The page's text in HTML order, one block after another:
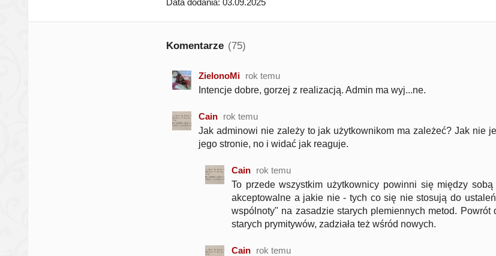
Data dodania: 03.09.2025
Komentarze (75)
ZielonoMi rok temu
Intencje dobre, gorzej z realizacją. Admin ma wyj...ne.
Cain rok temu
Jak adminowi nie zależy to jak użytkownikom ma zależeć? Jak nie
jego stronie, no i widać jak reaguje.
Cain rok temu
To przede wszystkim użytkownicy powinni się między
akceptowalne a jakie nie - tych co się nie stosują do
wspólnoty" na zasadzie starych plemiennych metod. Powrót
starych prymitywów, zadziała też wśród nowych.
Cain rok temu